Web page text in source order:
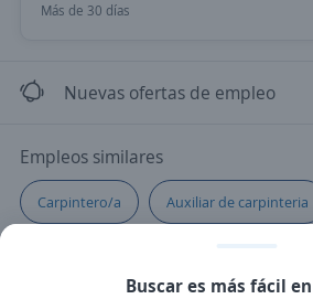
Más de 30 días
Nuevas ofertas de empleo
Empleos similares
Carpintero/a Auxiliar de carpinteria
Buscar es más fácil